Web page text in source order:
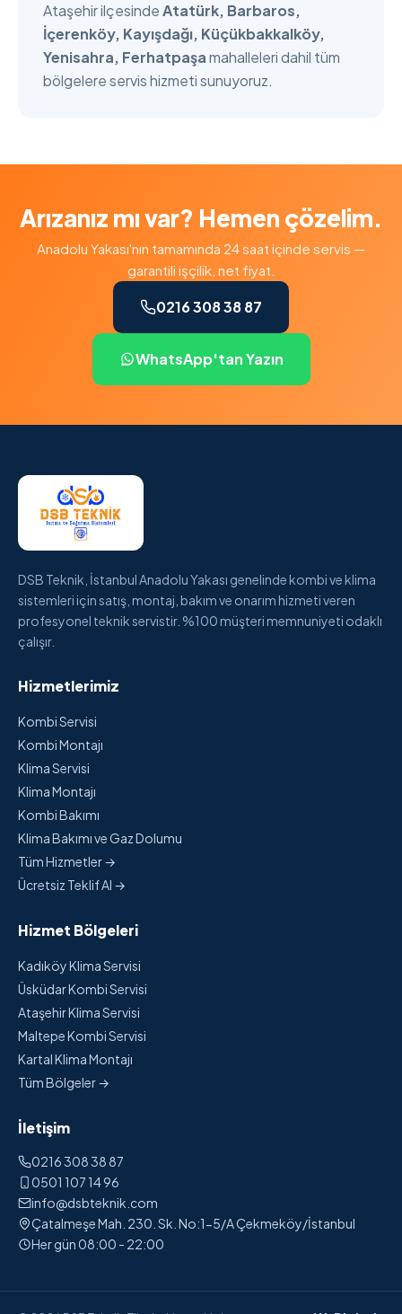
Ataşehir ilçesindeAtatürk, Barbaros,
İçerenköy, Kayışdağı, Küçükbakkalköy,
Yenisahra, Ferhatpaşamahalleleri dahil tüm
bölgelere servis hizmeti sunuyoruz.
Arızanız mı var? Hemen çözelim.
Anadolu Yakası'nın tamamında 24 saat içinde servis —
garantili işçilik, net fiyat.
0216 308 38 87
WhatsApp'tan Yazın
DSB Teknik, İstanbul Anadolu Yakası genelinde kombi ve klima
sistemleri için satış, montaj, bakım ve onarım hizmeti veren
profesyonel teknik servistir. %100 müşteri memnuniyeti odaklı
çalışır.
Hizmetlerimiz
Kombi Servisi
Kombi Montajı
Klima Servisi
Klima Montajı
Kombi Bakımı
Klima Bakımı ve Gaz Dolumu
Tüm Hizmetler →
Ücretsiz Teklif Al →
Hizmet Bölgeleri
Kadıköy Klima Servisi
Üsküdar Kombi Servisi
Ataşehir Klima Servisi
Maltepe Kombi Servisi
Kartal Klima Montajı
Tüm Bölgeler →
İletişim
0216 308 38 87
0501 107 14 96
info@dsbteknik.com
Çatalmeşe Mah. 230. Sk. No:1-5/A Çekmeköy/İstanbul
Her gün 08:00 - 22:00